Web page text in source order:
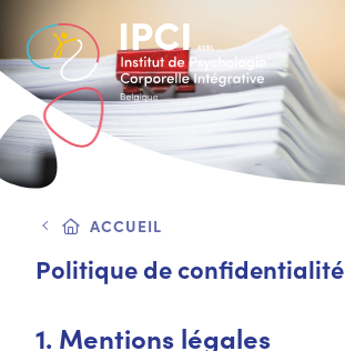
Politique de confidentialité
ACCUEIL
1. Mentions légales